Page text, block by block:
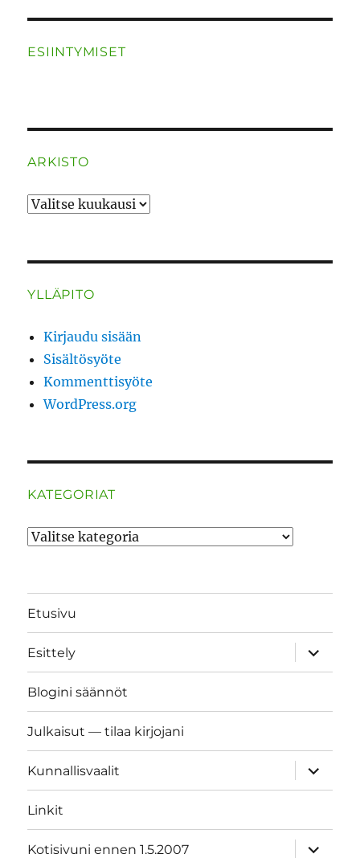
ESIINTYMISET
ARKISTO
ARKISTO
YLLÄPITO
Kirjaudu sisään
Sisältösyöte
Kommenttisyöte
WordPress.org
KATEGORIAT
Kategoriat
Etusivu
Esittely
näytä
Blogini säännöt
Julkaisut — tilaa kirjojani
Kunnallisvaalit
näytä
Linkit
Kotisivuni ennen 1.5.2007
näytä